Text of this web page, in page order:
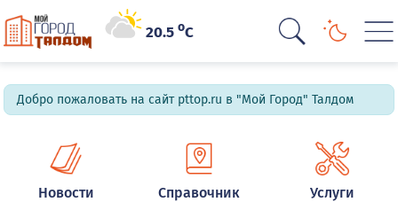
20.5oC
Добро пожаловать на сайт pttop.ru в "Мой Город" Талдом
Новости Справочник Услуги